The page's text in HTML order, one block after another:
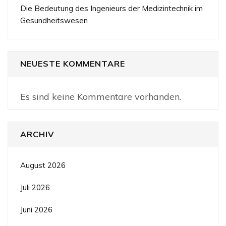
Die Bedeutung des Ingenieurs der Medizintechnik im
Gesundheitswesen
NEUESTE KOMMENTARE
Es sind keine Kommentare vorhanden.
ARCHIV
August 2026
Juli 2026
Juni 2026